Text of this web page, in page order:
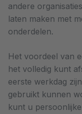
andere
laten maken met
onderdelen.
Het voordeel van
het volledig kunt
eerste werkdag
gebruikt kunnen
kunt u